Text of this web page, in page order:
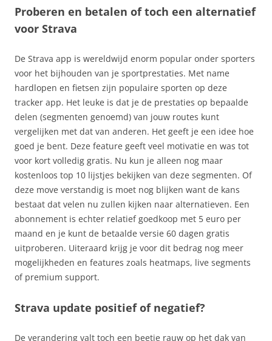
Proberen en betalen of toch een alternatief
voor Strava
De Strava app is wereldwijd enorm popular onder sporters
voor het bijhouden van je sportprestaties. Met name
hardlopen en fietsen zijn populaire sporten op deze
tracker app. Het leuke is dat je de prestaties op bepaalde
delen (segmenten genoemd) van jouw routes kunt
vergelijken met dat van anderen. Het geeft je een idee hoe
goed je bent. Deze feature geeft veel motivatie en was tot
voor kort volledig gratis. Nu kun je alleen nog maar
kostenloos top 10 lijstjes bekijken van deze segmenten. Of
deze move verstandig is moet nog blijken want de kans
bestaat dat velen nu zullen kijken naar alternatieven. Een
abonnement is echter relatief goedkoop met 5 euro per
maand en je kunt de betaalde versie 60 dagen gratis
uitproberen. Uiteraard krijg je voor dit bedrag nog meer
mogelijkheden en features zoals heatmaps, live segments
of premium support.
Strava update positief of negatief?
De verandering valt toch een beetje rauw op het dak van